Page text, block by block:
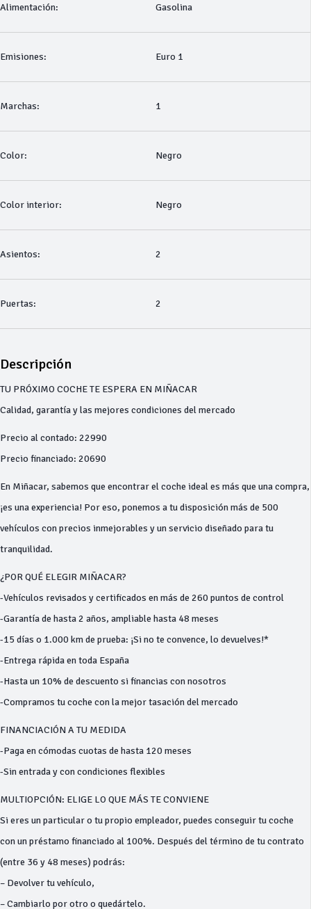
Alimentación: Gasolina
Emisiones: Euro 1
Marchas: 1
Color: Negro
Color interior: Negro
Asientos: 2
Puertas: 2
Descripción
TU PRÓXIMO COCHE TE ESPERA EN MIÑACAR
Calidad, garantía y las mejores condiciones del mercado
Precio al contado: 22990
Precio financiado: 20690
En Miñacar, sabemos que encontrar el coche ideal es más que una compra,
¡es una experiencia! Por eso, ponemos a tu disposición más de 500
vehículos con precios inmejorables y un servicio diseñado para tu
tranquilidad.
¿POR QUÉ ELEGIR MIÑACAR?
-Vehículos revisados y certificados en más de 260 puntos de control
-Garantía de hasta 2 años, ampliable hasta 48 meses
-15 días o 1.000 km de prueba: ¡Si no te convence, lo devuelves!*
-Entrega rápida en toda España
-Hasta un 10% de descuento si financias con nosotros
-Compramos tu coche con la mejor tasación del mercado
FINANCIACIÓN A TU MEDIDA
-Paga en cómodas cuotas de hasta 120 meses
-Sin entrada y con condiciones flexibles
MULTIOPCIÓN: ELIGE LO QUE MÁS TE CONVIENE
Si eres un particular o tu propio empleador, puedes conseguir tu coche
con un préstamo financiado al 100%. Después del término de tu contrato
(entre 36 y 48 meses) podrás:
– Devolver tu vehículo,
– Cambiarlo por otro o quedártelo.